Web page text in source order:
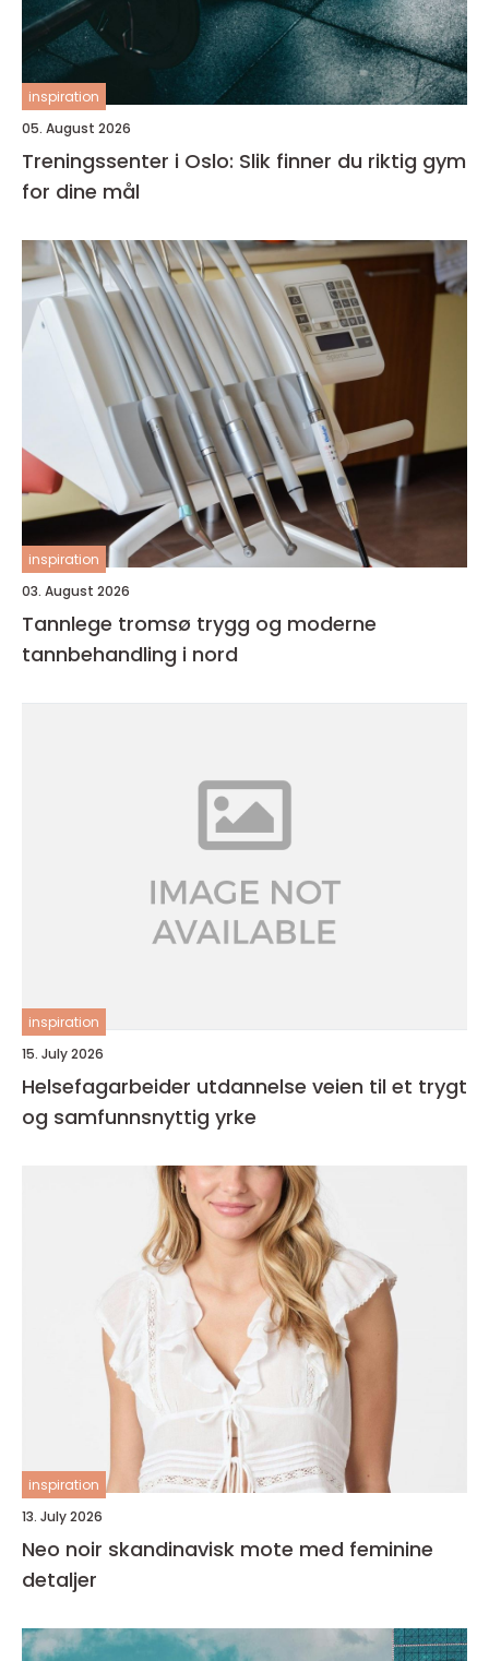
inspiration
05. August 2026
Treningssenter i Oslo: Slik finner du riktig gym
for dine mål
inspiration
03. August 2026
Tannlege tromsø trygg og moderne
tannbehandling i nord
inspiration
15. July 2026
Helsefagarbeider utdannelse veien til et trygt
og samfunnsnyttig yrke
inspiration
13. July 2026
Neo noir skandinavisk mote med feminine
detaljer